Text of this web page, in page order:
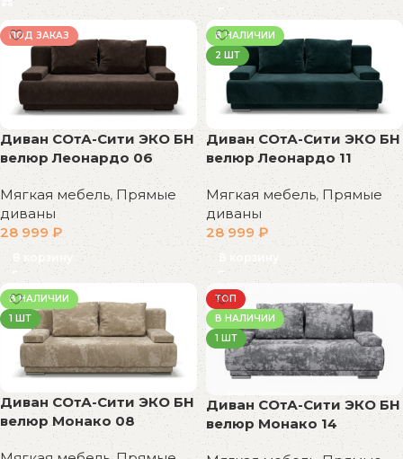
ПОД ЗАКАЗ
Диван СОтА-Сити ЭКО БН
велюр Леонардо 06
Мягкая мебель, Прямые
диваны
28 999₽
В корзину
В НАЛИЧИИ
2 ШТ
Диван СОтА-Сити ЭКО БН
велюр Леонардо 11
Мягкая мебель, Прямые
диваны
28 999 ₽
В корзину
В НАЛИЧИИ
1 ШТ
Диван СОтА-Сити ЭКО БН
велюр Монако 08
ТОП
В НАЛИЧИИ
1 ШТ
Диван СОтА-Сити ЭКО БН
велюр Монако 14